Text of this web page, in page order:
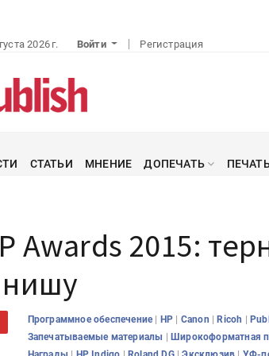
2026 г. Войти Регистрация
СТАТЬИ МНЕНИЕ ДОПЕЧАТЬ
Awards 2015:
Программное обеспечение | HP | Canon |Ricoh |
Запечатываемые материалы | Широкоформатная